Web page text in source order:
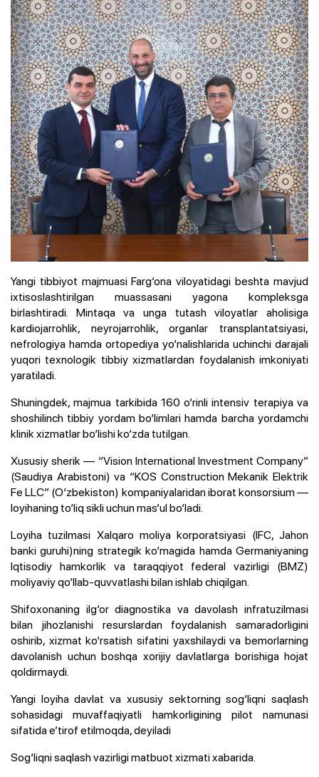
Yangi tibbiyot majmuasi Farg‘ona viloyatidagi beshta mavjud
ixtisoslashtirilgan muassasani yagona kompleksga
birlashtiradi. Mintaqa va unga tutash viloyatlar aholisiga
kardiojarrohlik, neyrojarrohlik, organlar transplantatsiyasi,
nefrologiya hamda ortopediya yo‘nalishlarida uchinchi darajali
yuqori texnologik tibbiy xizmatlardan foydalanish imkoniyati
yaratiladi.
Shuningdek, majmua tarkibida 160 o‘rinli intensiv terapiya va
shoshilinch tibbiy yordam bo‘limlari hamda barcha yordamchi
klinik xizmatlar bo‘lishi ko‘zda tutilgan.
Xususiy sherik — “Vision International Investment Company”
(Saudiya Arabistoni) va “KOS Construction Mekanik Elektrik
Fe LLC” (O‘zbekiston) kompaniyalaridan iborat konsorsium —
loyihaning to‘liq sikli uchun mas’ul bo‘ladi.
Loyiha tuzilmasi Xalqaro moliya korporatsiyasi (IFC, Jahon
banki guruhi)ning strategik ko‘magida hamda Germaniyaning
Iqtisodiy hamkorlik va taraqqiyot federal vazirligi (BMZ)
moliyaviy qo‘llab-quvvatlashi bilan ishlab chiqilgan.
Shifoxonaning ilg‘or diagnostika va davolash infratuzilmasi
bilan jihozlanishi resurslardan foydalanish samaradorligini
oshirib, xizmat ko‘rsatish sifatini yaxshilaydi va bemorlarning
davolanish uchun boshqa xorijiy davlatlarga borishiga hojat
qoldirmaydi.
Yangi loyiha davlat va xususiy sektorning sog‘liqni saqlash
sohasidagi muvaffaqiyatli hamkorligining pilot namunasi
sifatida e’tirof etilmoqda, deyiladi
Sog‘liqni saqlash vazirligi matbuot xizmati xabarida.